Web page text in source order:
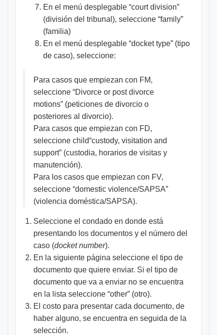
En el menú desplegable “court division”
(división del tribunal), seleccione “family”
(familia)
En el menú desplegable “docket type” (tipo
de caso), seleccione:
Para casos que empiezan con FM,
seleccione “Divorce or post divorce
motions” (peticiones de divorcio o
posteriores al divorcio).
Para casos que empiezan con FD,
seleccione child“custody, visitation and
support” (custodia, horarios de visitas y
manutención).
Para los casos que empiezan con FV,
seleccione “domestic violence/SAPSA”
(violencia doméstica/SAPSA).
Seleccione el condado en donde está
presentando los documentos y el número del
caso (docket number).
En la siguiente página seleccione el tipo de
documento que quiere enviar. Si el tipo de
documento que va a enviar no se encuentra
en la lista seleccione “other” (otro).
El costo para presentar cada documento, de
haber alguno, se encuentra en seguida de la
selección.